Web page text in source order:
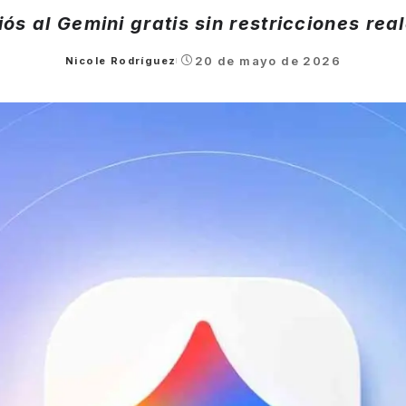
al Gemini gratis sin restricciones
Posted
Nicole Rodríguez 20 de mayo de 2026